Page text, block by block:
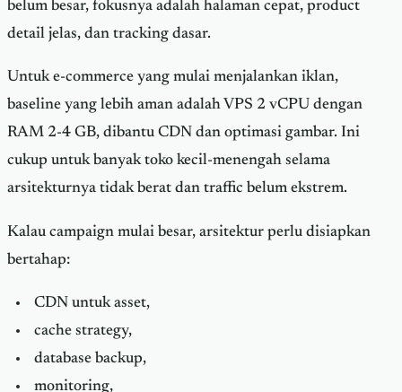
belum besar, fokusnya adalah halaman cepat, product
detail jelas, dan tracking dasar.
Untuk e-commerce yang mulai menjalankan iklan,
baseline yang lebih aman adalah VPS 2 vCPU dengan
RAM 2-4 GB, dibantu CDN dan optimasi gambar. Ini
cukup untuk banyak toko kecil-menengah selama
arsitekturnya tidak berat dan traffic belum ekstrem.
Kalau campaign mulai besar, arsitektur perlu disiapkan
bertahap:
CDN untuk asset,
cache strategy,
database backup,
monitoring,